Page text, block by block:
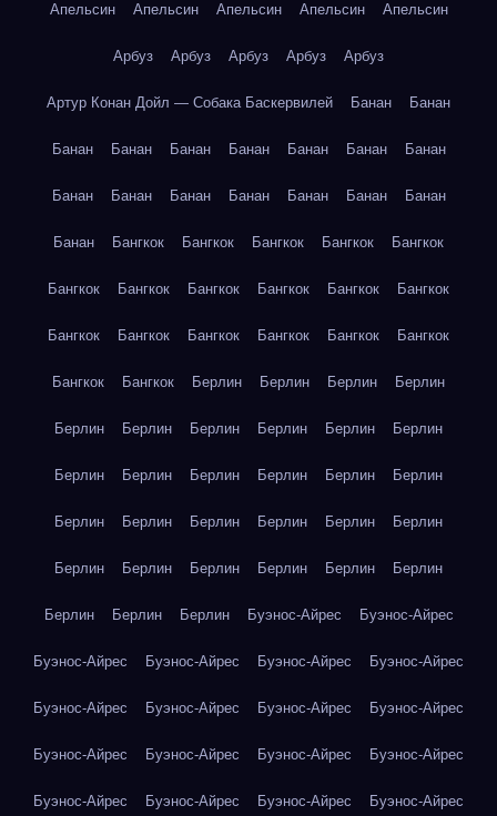
Апельсин Апельсин Апельсин Апельсин Апельсин
Арбуз Арбуз Арбуз Арбуз Арбуз
Артур Конан Дойл — Собака Баскервилей Банан Банан
Банан Банан Банан Банан Банан Банан Банан
Банан Банан Банан Банан Банан Банан Банан
Банан Бангкок Бангкок Бангкок Бангкок Бангкок
Бангкок Бангкок Бангкок Бангкок Бангкок Бангкок
Бангкок Бангкок Бангкок Бангкок Бангкок Бангкок
Бангкок Бангкок Берлин Берлин Берлин Берлин
Берлин Берлин Берлин Берлин Берлин Берлин
Берлин Берлин Берлин Берлин Берлин Берлин
Берлин Берлин Берлин Берлин Берлин Берлин
Берлин Берлин Берлин Берлин Берлин Берлин
Берлин Берлин Берлин Буэнос-Айрес Буэнос-Айрес
Буэнос-Айрес Буэнос-Айрес Буэнос-Айрес Буэнос-Айрес
Буэнос-Айрес Буэнос-Айрес Буэнос-Айрес Буэнос-Айрес
Буэнос-Айрес Буэнос-Айрес Буэнос-Айрес Буэнос-Айрес
Буэнос-Айрес Буэнос-Айрес Буэнос-Айрес Буэнос-Айрес